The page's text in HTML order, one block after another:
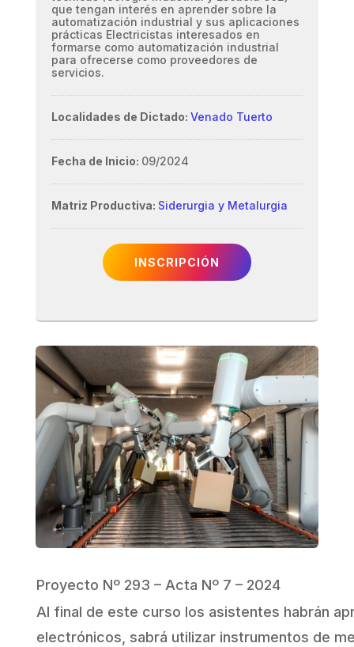
que tengan interés en aprender sobre la
automatización industrial y sus aplicaciones
prácticas Electricistas interesados en
formarse como automatización industrial
para ofrecerse como proveedores de
servicios.
Localidades de Dictado: Venado Tuerto
Fecha de Inicio: 09/2024
Matriz Productiva: Siderurgia y Metalurgia
INSCRIPCIÓN
Proyecto Nº 293 – Acta Nº 7 – 2024
Al final de este curso los asistentes habrán
electrónicos, sabrá utilizar instrumentos de